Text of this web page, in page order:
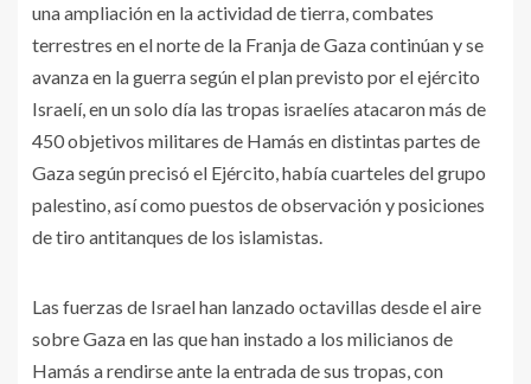
una ampliación en la actividad de tierra, combates
terrestres en el norte de la Franja de Gaza continúan y se
avanza en la guerra según el plan previsto por el ejército
Israelí, en un solo día las tropas israelíes atacaron más de
450 objetivos militares de Hamás en distintas partes de
Gaza según precisó el Ejército, había cuarteles del grupo
palestino, así como puestos de observación y posiciones
de tiro antitanques de los islamistas.
Las fuerzas de Israel han lanzado octavillas desde el aire
sobre Gaza en las que han instado a los milicianos de
Hamás a rendirse ante la entrada de sus tropas, con